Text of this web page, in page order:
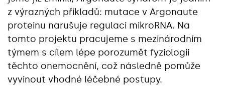
z výrazných příkladů: mutace v Argonaute
proteinu narušuje regulaci mikroRNA. Na
tomto projektu pracujeme s mezinárodním
týmem s cílem lépe porozumět fyziologii
těchto onemocnění, což následně pomůže
vyvinout vhodné léčebné postupy.